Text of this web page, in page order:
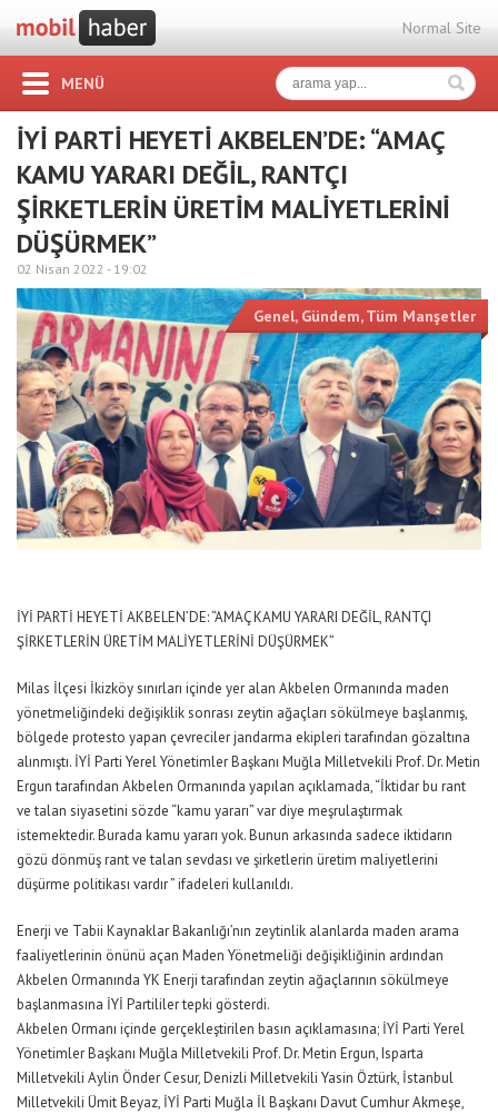
Normal Site
MENÜ
İYİ PARTİ HEYETİ AKBELEN’DE: “AMAÇ
KAMU YARARI DEĞİL, RANTÇI
ŞİRKETLERİN ÜRETİM MALİYETLERİNİ
DÜŞÜRMEK”
02 Nisan 2022 - 19:02
Genel, Gündem,Tüm Manşetler
İYİ PARTİ HEYETİ AKBELEN’DE: “AMAÇ KAMU YARARI DEĞİL, RANTÇI
ŞİRKETLERİN ÜRETİM MALİYETLERİNİ DÜŞÜRMEK”
Milas İlçesi İkizköy sınırları içinde yer alan Akbelen Ormanında maden
yönetmeliğindeki değişiklik sonrası zeytin ağaçları sökülmeye başlanmış,
bölgede protesto yapan çevreciler jandarma ekipleri tarafından gözaltına
alınmıştı. İYİ Parti Yerel Yönetimler Başkanı Muğla Milletvekili Prof. Dr. Metin
Ergun tarafından Akbelen Ormanında yapılan açıklamada, “İktidar bu rant
ve talan siyasetini sözde “kamu yararı” var diye meşrulaştırmak
istemektedir. Burada kamu yararı yok. Bunun arkasında sadece iktidarın
gözü dönmüş rant ve talan sevdası ve şirketlerin üretim maliyetlerini
düşürme politikası vardır ” ifadeleri kullanıldı.
Enerji ve Tabii Kaynaklar Bakanlığı’nın zeytinlik alanlarda maden arama
faaliyetlerinin önünü açan Maden Yönetmeliği değişikliğinin ardından
Akbelen Ormanında YK Enerji tarafından zeytin ağaçlarının sökülmeye
başlanmasına İYİ Partililer tepki gösterdi.
Akbelen Ormanı içinde gerçekleştirilen basın açıklamasına; İYİ Parti Yerel
Yönetimler Başkanı Muğla Milletvekili Prof. Dr. Metin Ergun, Isparta
Milletvekili Aylin Önder Cesur, Denizli Milletvekili Yasin Öztürk, İstanbul
Milletvekili Ümit Beyaz, İYİ Parti Muğla İl Başkanı Davut Cumhur Akmeşe,